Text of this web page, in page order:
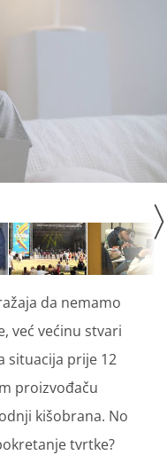
da nemamo
već većinu stvari
situacija prije 12
proizvođaču
kišobrana. No
tvrtke?